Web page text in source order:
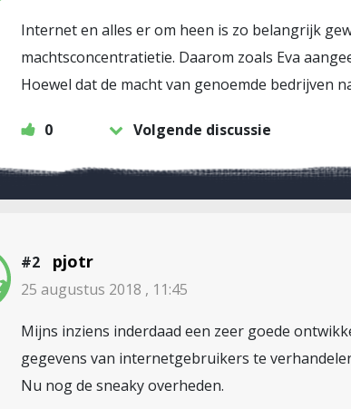
Internet en alles er om heen is zo belangrijk
machtsconcentratietie. Daarom zoals Eva
Hoewel dat de macht van genoemde bedrijven
0 Volgende discussie
#2 pjotr
25 augustus 2018 , 11:45
Mijns inziens inderdaad een zeer goede
gegevens van internetgebruikers te
Nu nog de sneaky overheden.